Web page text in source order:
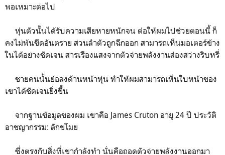
พอเหมาะต่อไป
หุ่นตัวนั้นได้รับความเสียหายหนักจน ต่อให้ผมไปช่วยตอนนี้ ก็
คงไม่พ้นขีดอันตราย ส่วนลำตัวถูกฉีกออก สามารถเห็นมอเตอร์ข้าง
ในได้อย่างชัดเจน สารเรืองแสงจากตัวจ่ายพลังงานส่องสว่างริบหรี่
ชายคนนั้นย่อลงด้านหน้าหุ่น ทำให้ผมสามารถเห็นใบหน้าของ
เขาได้ชัดเจนยิ่งขึ้น
จากฐานข้อมูลของผม เขาคือ James Cruton อายุ 24 ปี ประวัติ
อาชญากรรม: ลักขโมย
ซึ่งตรงกับสิ่งที่เขากำลังทำ นั่นคือถอดตัวจ่ายพลังงานออกมา